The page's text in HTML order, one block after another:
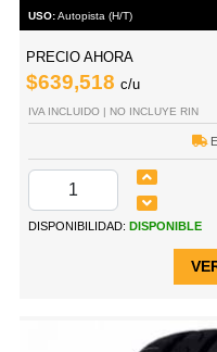
USO:Autopista (H/T)
PRECIO AHORA
$639,518 c/u
IVA INCLUIDO | NO INCLUYE RIN
DISPONIBILIDAD: DISPONIBLE